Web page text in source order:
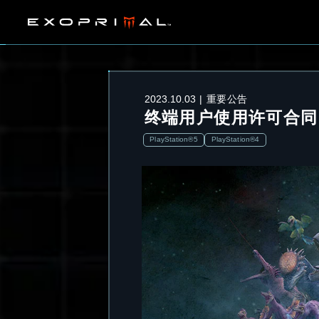
2023.10.03 重要公告
终端用户使用许可合同
PlayStation®5 PlayStation®4